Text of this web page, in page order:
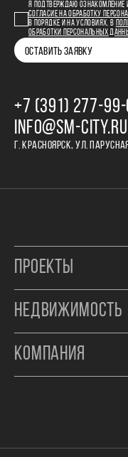
Я ПОДТВЕРЖДАЮ ОЗНАКОМЛЕНИЕ
СОГЛАСИЕ НА ОБРАБОТКУ
В ПОРЯДКЕ И НА УСЛОВИЯХ, В
ОБРАБОТКИ ПЕРСОНАЛЬНЫХ
ОСТАВИТЬ ЗАЯВКУ
+7 (391)
INFO@SM-CITY.RU
Г. КРАСНОЯРСК, УЛ.
ПРОЕКТЫ
НЕДВИЖИМОСТЬ
КОМПАНИЯ